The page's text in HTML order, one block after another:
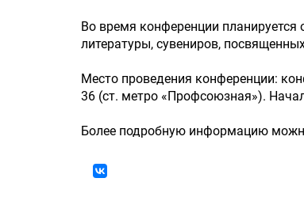
Во время конференции
литературы, сувениров,
Место проведения конференции:
36 (ст. метро «Профсоюзная»).
Более подробную информацию